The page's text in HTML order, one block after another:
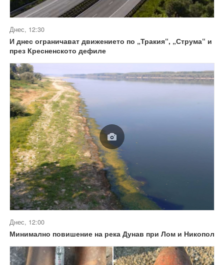
Днес, 12:30
И днес ограничават движението по „Тракия“, „Струма“ и
през Кресненското дефиле
Днес, 12:00
Минимално повишение на река Дунав при Лом и Никопол